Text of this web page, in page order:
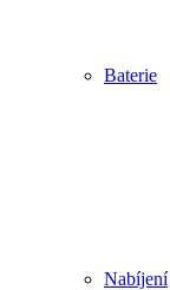
Baterie
Nabíjení